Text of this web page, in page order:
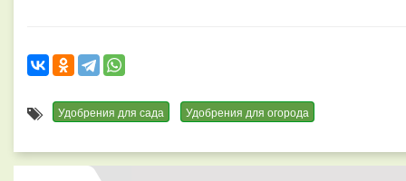
Удобрения для сада Удобрения для огорода